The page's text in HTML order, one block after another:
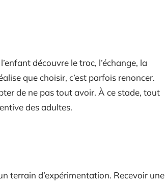
découvre le troc, l’échange, la
que choisir, c’est parfois renoncer.
de ne pas tout avoir. À ce stade, tout
des adultes.
terrain d’expérimentation. Recevoir une